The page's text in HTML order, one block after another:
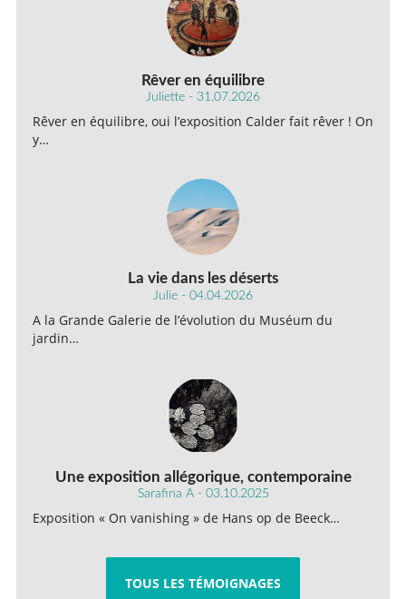
Rêver en équilibre
Juliette - 31.07.2026
Rêver en équilibre, oui l’exposition Calder fait rêver ! On
y…
La vie dans les déserts
Julie - 04.04.2026
A la Grande Galerie de l’évolution du Muséum du
jardin…
Une exposition allégorique, contemporaine
Sarafina A - 03.10.2025
Exposition « On vanishing » de Hans op de Beeck…
TOUS LES TÉMOIGNAGES